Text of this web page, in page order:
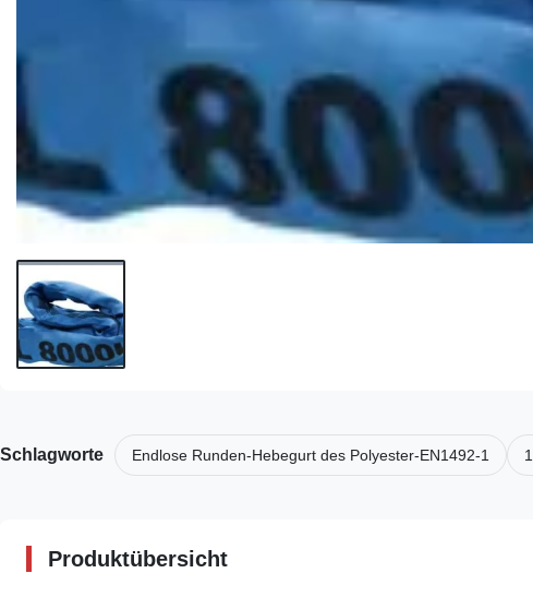
Schlagworte Endlose Runden-Hebegurt des Polyester-EN1492-1
Produktübersicht